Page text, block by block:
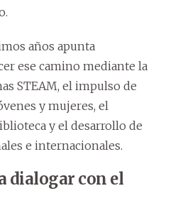
años apunta
ese camino mediante la
STEAM, el impulso de
y mujeres, el
y el desarrollo de
e internacionales.
dialogar con el